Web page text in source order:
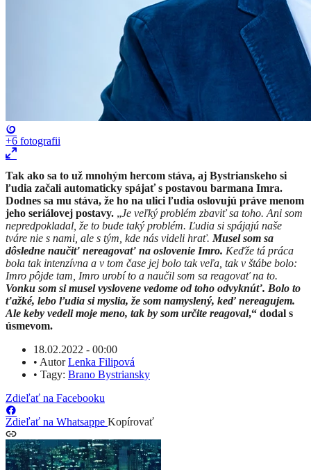
+6 fotografii
Tak ako sa to už mnohým hercom stáva, aj Bystrianskeho si
ľudia začali automaticky spájať s postavou barmana Imra.
Dodnes sa mu stáva, že ho na ulici ľudia oslovujú práve menom
jeho seriálovej postavy. „Je veľký problém zbaviť sa toho. Ani som
nepredpokladal, že to bude taký problém. Ľudia si spájajú naše
tváre nie s nami, ale s tým, kde nás videli hrať. Musel som sa
dôsledne naučiť nereagovať na oslovenie Imro. Keďže tá práca
bola tak intenzívna a v tom čase jej bolo tak veľa, tak v štábe bolo:
Imro pôjde tam, Imro urobí to a naučil som sa reagovať na to.
Vonku som si musel vyslovene vedome od toho odvyknúť. Bolo to
ťažké, lebo ľudia si myslia, že som namyslený, keď nereagujem.
Ale keby vedeli moje meno, tak by som určite reagoval,“ dodal s
úsmevom.
18.02.2022 - 00:00
• AutorLenka Filipová
• Tagy: Brano Bystriansky
Zdieľať na Facebooku
Zdieľať na Whatsappe Kopírovať